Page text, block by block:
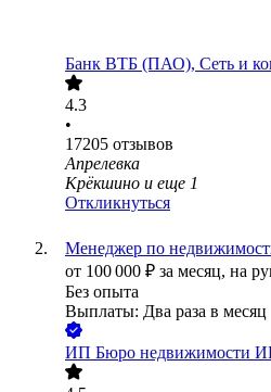
Банк ВТБ (ПАО), Сеть и
4.3
•
17205 отзывов
Апрелевка
Крёкшино и еще 1
Откликнуться
Менеджер по
от 100 000 ₽ за месяц, на
Без опыта
Выплаты: Два раза в месяц
ИП Бюро